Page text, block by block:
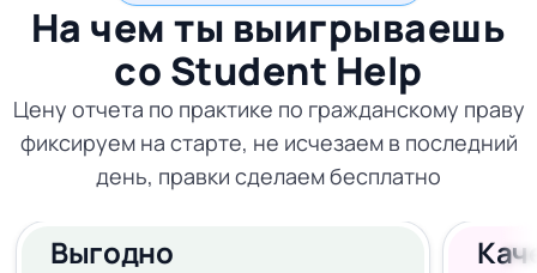
На чем ты выигрываешь
со Student Help
Цену отчета по практике по гражданскому праву
фиксируем на старте, не исчезаем в последний
день, правки сделаем бесплатно
Выгодно